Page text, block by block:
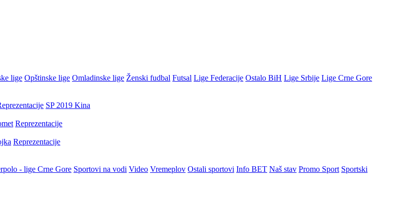
lige Opštinske lige Omladinske lige Ženski fudbal Futsal Lige Federacije Ostalo BiH Lige Srbije Lige Crne Gore
SP 2019 Kina
Reprezentacije
Reprezentacije
- lige Crne Gore Sportovi na vodi Video Vremeplov Ostali sportovi Info BET Naš stav Promo Sport Sportski